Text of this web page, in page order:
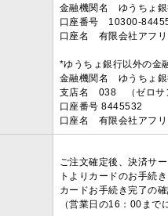
金融機関名 ゆうちょ
口座番号 10300-
口座名 有限会社アフ
*ゆうちょ銀行以外の金
金融機関名 ゆうちょ
支店名 038 （ゼロサ
口座番号 8445532
口座名 有限会社アフ
ご注文確定後、決済サ
トよりカードのお手続
カードお手続き完了の
（営業日の16：00ま